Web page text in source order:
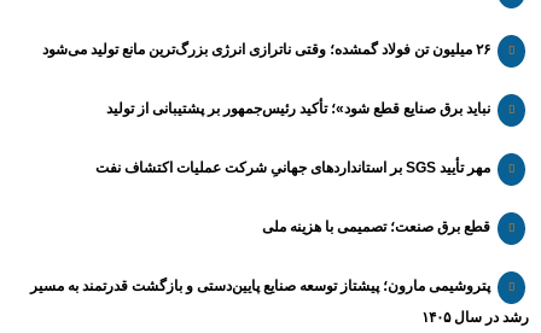
۲۶ میلیون تن فولاد گمشده؛ وقتی ناترازی انرژی بزرگ‌ترین مانع تولید می‌شود
نباید برق صنایع قطع شود»؛ تأکید رئیس‌جمهور بر پشتیبانی از تولید
مهر تأیید SGS بر استانداردهای جهانیِ شرکت عملیات اکتشاف نفت
قطع برق صنعت؛ تصمیمی با هزینه ملی
پتروشیمی مارون؛ پیشتاز توسعه صنایع پایین‌دستی و بازگشت قدرتمند به مسیر
رشد در سال ۱۴۰۵